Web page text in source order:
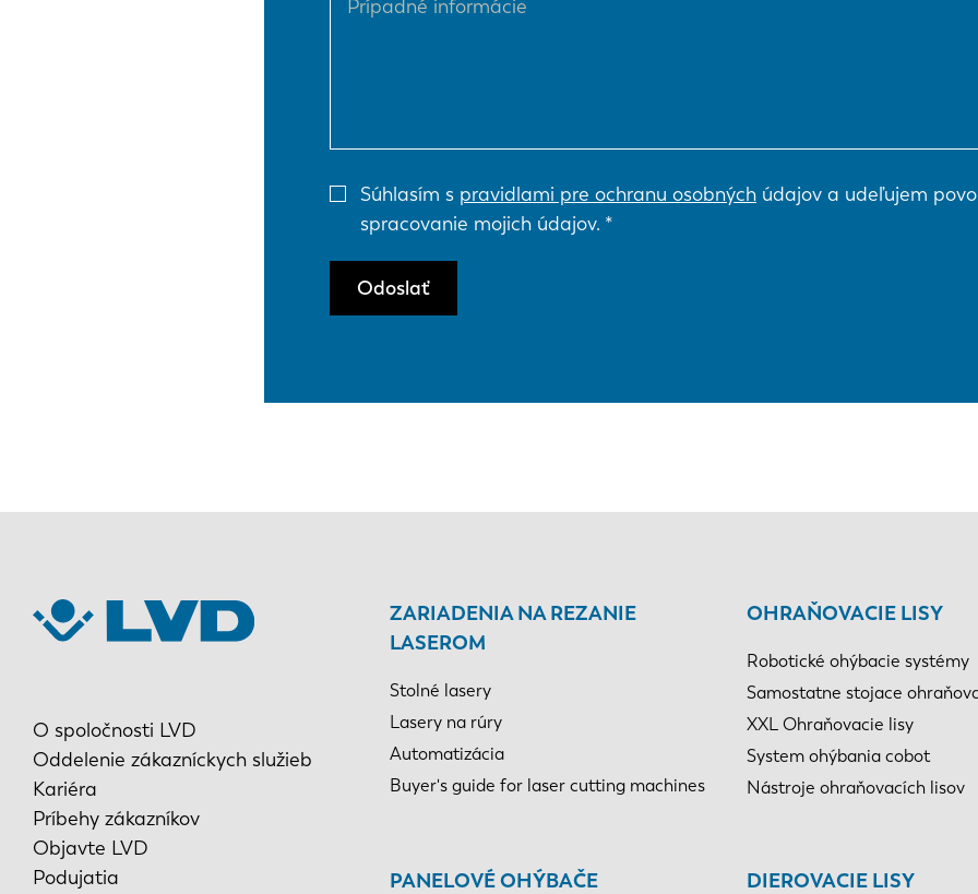
Súhlasím s pravidlami pre ochranu osobnýchúdajov a udeľujem
spracovanie mojich údajov.
Odoslať
O spoločnosti LVD
Oddelenie zákazníckych služieb
Kariéra
Príbehy zákazníkov
Objavte LVD
Podujatia
ZARIADENIA NA REZANIE
LASEROM
Stolné lasery
Lasery na rúry
Automatizácia
Buyer's guide for laser cutting machines
OHRAŇOVACIE LISY
Robotické ohýbacie systémy
Samostatne stojace
XXL Ohraňovacie lisy
System ohýbania cobot
Nástroje ohraňovacích lisov
PANELOVÉ OHÝBAČE DIEROVACIE LISY